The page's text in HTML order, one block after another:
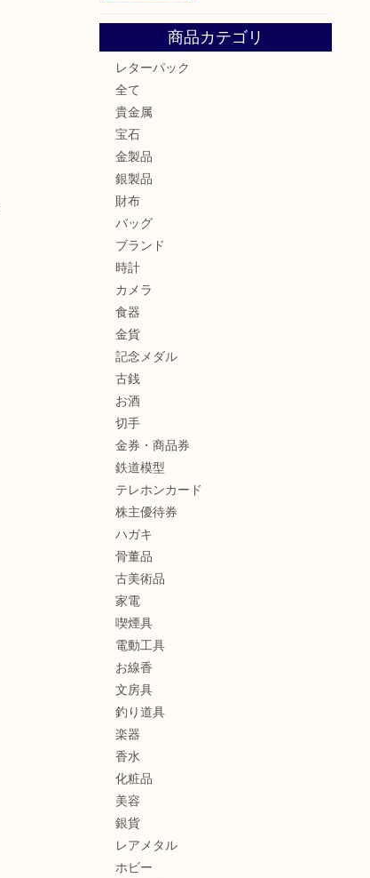
商品カテゴリ
レターパック
全て
貴金属
宝石
金製品
銀製品
財布
バッグ
ブランド
時計
カメラ
食器
金貨
記念メダル
古銭
お酒
切手
金券・商品券
鉄道模型
テレホンカード
株主優待券
ハガキ
骨董品
古美術品
家電
喫煙具
電動工具
お線香
文房具
釣り道具
楽器
香水
化粧品
美容
銀貨
レアメタル
ホビー